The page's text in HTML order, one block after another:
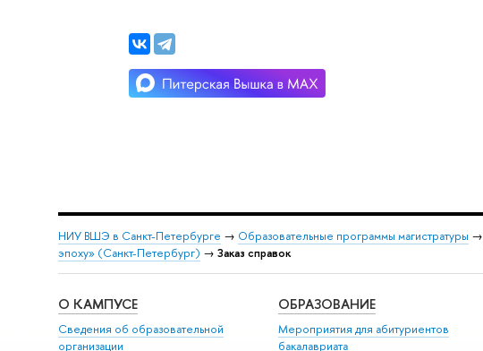
НИУ ВШЭ в Санкт-Петербурге → Образовательные программы магистратуры →
эпоху» (Санкт-Петербург) → Заказ справок
О КАМПУСЕ
Сведения об образовательной
организации
ОБРАЗОВАНИЕ
Мероприятия для абитуриентов
бакалавриата